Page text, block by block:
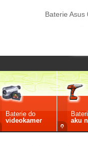
Baterie
Baterie do
videokamer
aku